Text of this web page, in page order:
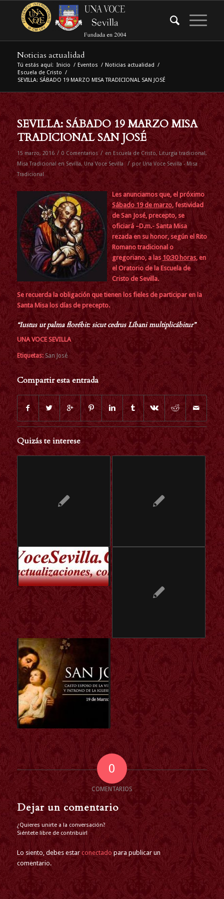
Noticias actualidad
Tú estás aquí: Inicio / Eventos / Noticias actualidad /
Escuela de Cristo /
SEVILLA: SÁBADO 19 MARZO MISA TRADICIONAL SAN JOSÉ
SEVILLA: SÁBADO 19 MARZO MISA
TRADICIONAL SAN JOSÉ
15 marzo, 2016 / 0 Comentarios / en Escuela de Cristo, Liturgia tradicional,
Misa Tradicional en Sevilla, Una Voce Sevilla / por Una Voce Sevilla - Misa
Tradicional
Les anunciamos que, el próximo
Sábado 19 de marzo, festividad
de San José, precepto, se
oficiará –D.m.- Santa Misa
rezada en su honor, según el Rito
Romano tradicional o
gregoriano, a las 10:30 horas, en
el Oratorio de la Escuela de
Cristo de Sevilla.
Se recuerda la obligación que tienen los fieles de participar en la
Santa Misa los días de precepto.
“Iustus ut palma florébit: sicut cedrus Líbani multiplicábitur”
UNA VOCE SEVILLA
Etiquetas: San José
Compartir esta entrada
Quizás te interese
0
COMENTARIOS
Dejar un comentario
¿Quieres unirte a la conversación?
Siéntete libre de contribuir!
Lo siento, debes estar conectado para publicar un
comentario.